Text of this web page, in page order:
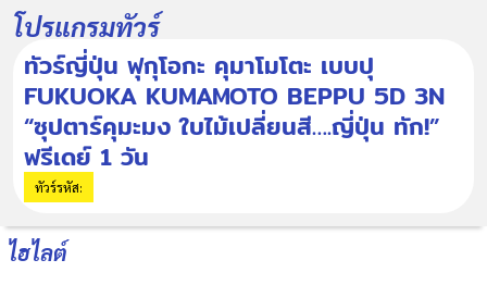
โปรแกรมทัวร์
ทัวร์ญี่ปุ่น ฟุกุโอกะ คุมาโมโตะ เบบปุ
FUKUOKA KUMAMOTO BEPPU 5D 3N
“ซุปตาร์คุมะมง ใบไม้เปลี่ยนสี….ญี่ปุ่น ทัก!”
ฟรีเดย์ 1 วัน
ทัวร์รหัส:
ไฮไลต์